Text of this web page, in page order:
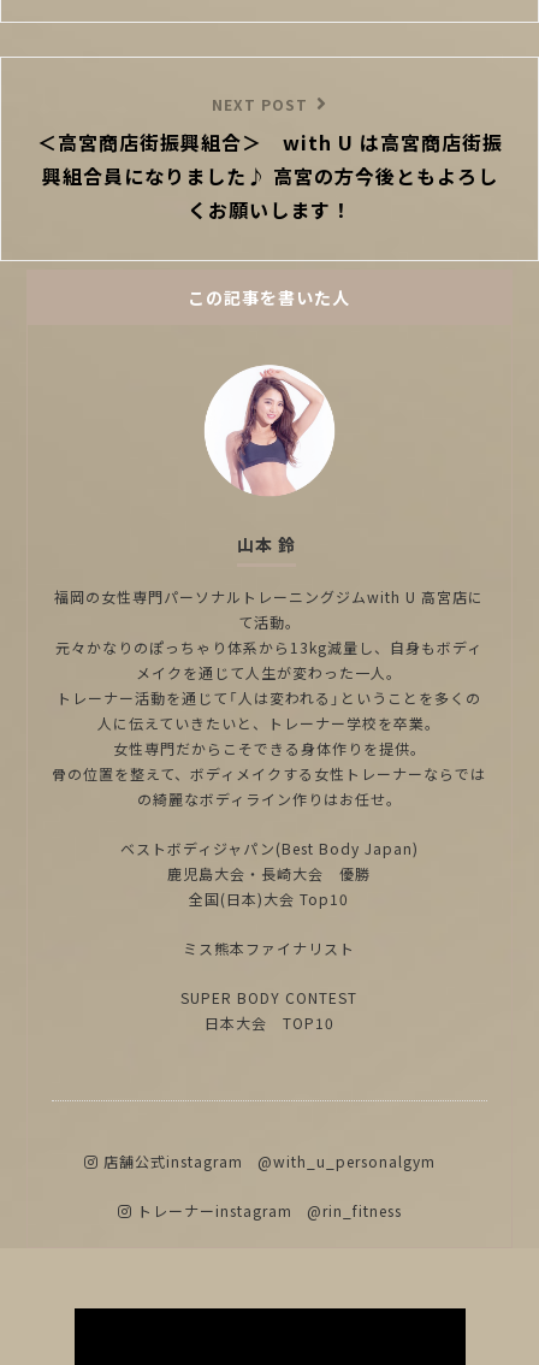
シ
ョ
Post
NEXT POST
＜高宮商店街振興組合＞ with U は高宮商店街振
興組合員になりました♪ 高宮の方今後ともよろし
くお願いします！
この記事を書いた人
山本 鈴
福岡の女性専門パーソナルトレーニングジムwith U 高宮店に
て活動。
元々かなりのぽっちゃり体系から13kg減量し、自身もボディ
メイクを通じて人生が変わった一人。
トレーナー活動を通じて「人は変われる」ということを多くの
人に伝えていきたいと、トレーナー学校を卒業。
女性専門だからこそできる身体作りを提供。
骨の位置を整えて、ボディメイクする女性トレーナーならでは
の綺麗なボディライン作りはお任せ。
ベストボディジャパン(Best Body Japan)
鹿児島大会・長崎大会 優勝
全国(日本)大会 Top10
ミス熊本ファイナリスト
SUPER BODY CONTEST
日本大会 TOP10
店舗公式instagram @with_u_personalgym
トレーナーinstagram @rin_fitness